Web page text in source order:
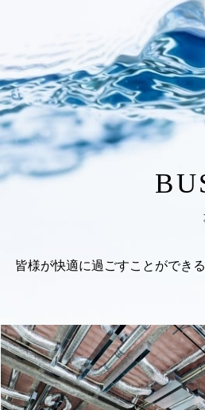
皆様が快適に過ごすことができ